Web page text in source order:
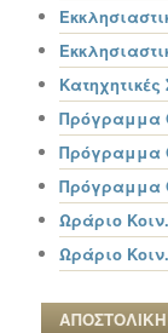
Πρόγραμμα
Πρόγραμμα
Πρόγραμμα
Ωράριο
Ωράριο